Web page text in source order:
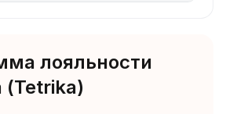
лояльности
(Tetrika)